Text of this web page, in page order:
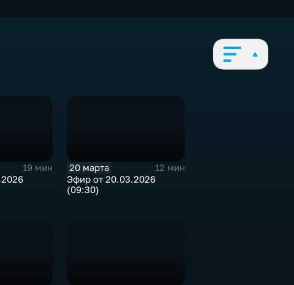
19 мин
20 марта
12 мин
Эфир от 20.03.2026
(09:30)